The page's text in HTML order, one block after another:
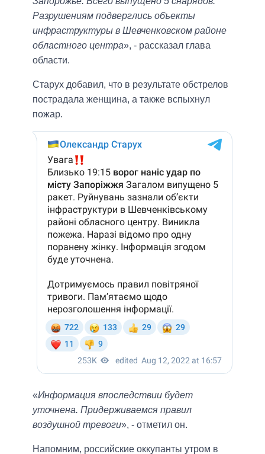
Разрушениям подверглись объекты
инфраструктуры в Шевченковском районе
областного центра», - рассказал глава
области.
Старух добавил, что в результате обстрелов
пострадала женщина, а также вспыхнул
пожар.
«Информация впоследствии будет
уточнена. Придерживаемся правил
воздушной тревоги», - отметил он.
Напомним, российские оккупанты утром в